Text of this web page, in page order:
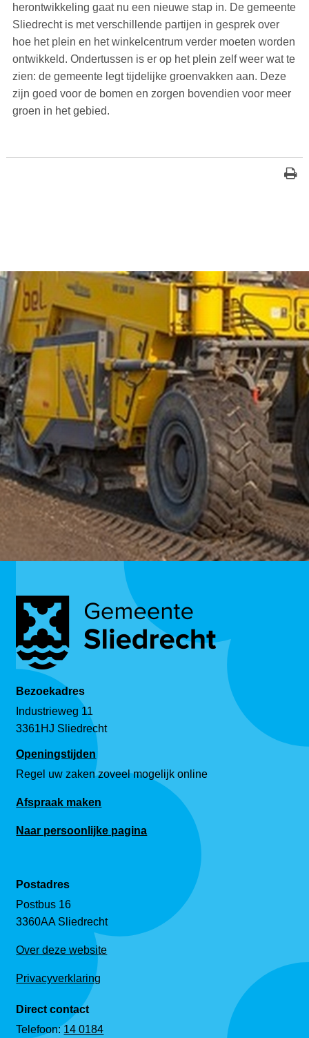
herontwikkeling gaat nu een nieuwe stap in. De gemeente
Sliedrecht is met verschillende partijen in gesprek over
hoe het plein en het winkelcentrum verder moeten worden
ontwikkeld. Ondertussen is er op het plein zelf weer wat te
zien: de gemeente legt tijdelijke groenvakken aan. Deze
zijn goed voor de bomen en zorgen bovendien voor meer
groen in het gebied.
Bezoekadres
Industrieweg 11
3361HJ Sliedrecht
Openingstijden
Regel uw zaken zoveel mogelijk online
Afspraak maken
Naar persoonlijke pagina
Postadres
Postbus 16
3360AA Sliedrecht
Over deze website
Privacyverklaring
Direct contact
Telefoon:14 0184